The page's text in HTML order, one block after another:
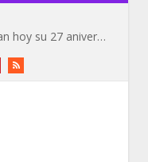
Barack y Michelle Obama celebran hoy su 27 aniversario de bodas
RSS